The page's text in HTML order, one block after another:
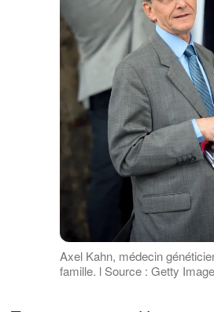
Axel Kahn, médecin
famille. l Source : Getty